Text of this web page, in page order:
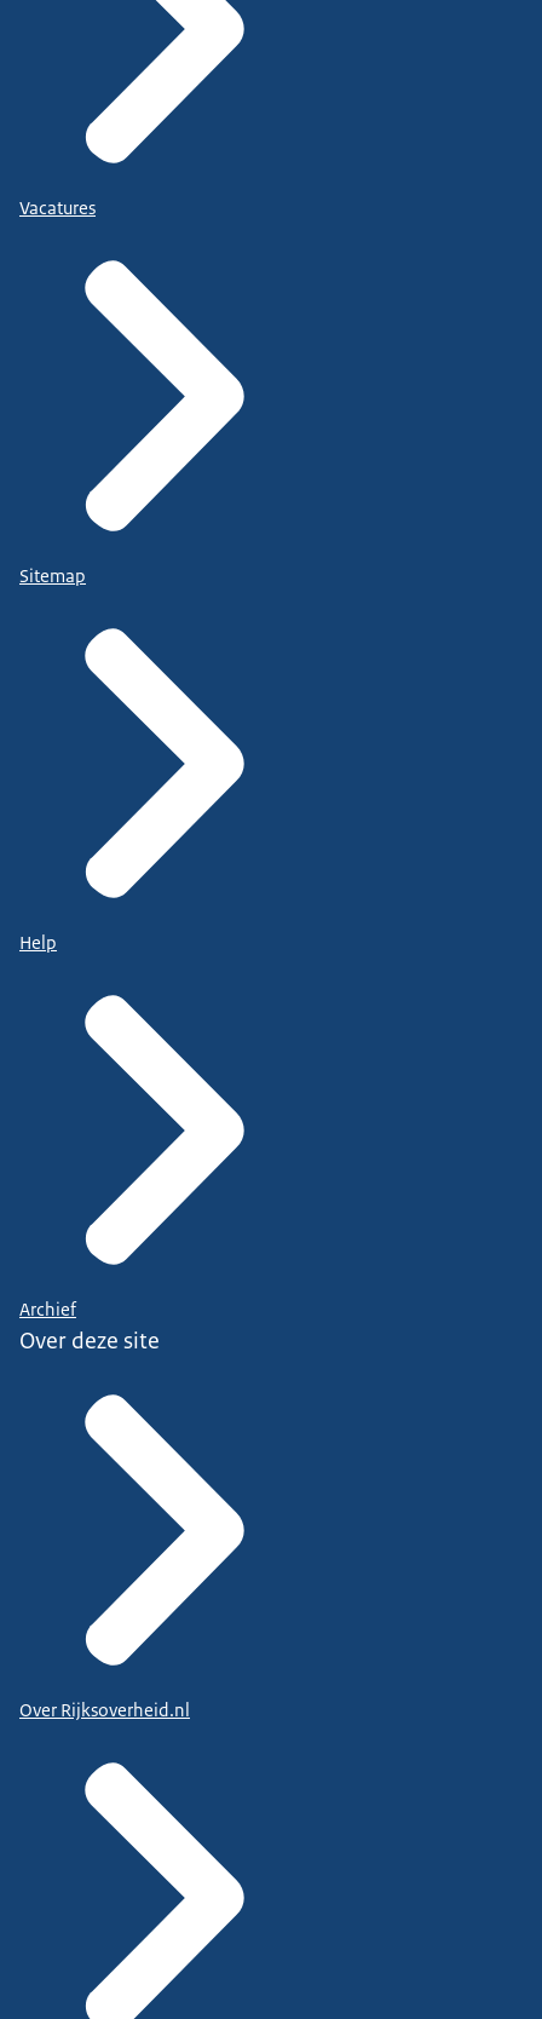
Vacatures
Sitemap
Help
Archief
Over deze site
Over Rijksoverheid.nl